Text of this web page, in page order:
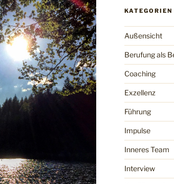
KATEGORIEN
Außensicht
Berufung als
Coaching
Exzellenz
Führung
Impulse
Inneres Team
Interview